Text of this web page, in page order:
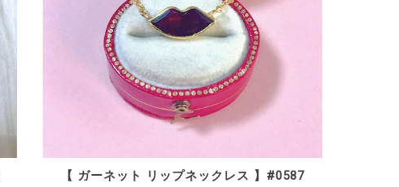
【 ガーネット リップネックレス 】#0587